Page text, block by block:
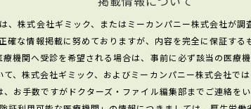
、株式会社ギミック、またはミーカンパニー株式会社が調
確な情報掲載に努めておりますが、内容を完全に保証する
機関へ受診を希望される場合は、事前に必ず該当の医療機
、株式会社ギミック、およびミーカンパニー株式会社で
お手数ですがドクターズ・ファイル編集部までご連絡を